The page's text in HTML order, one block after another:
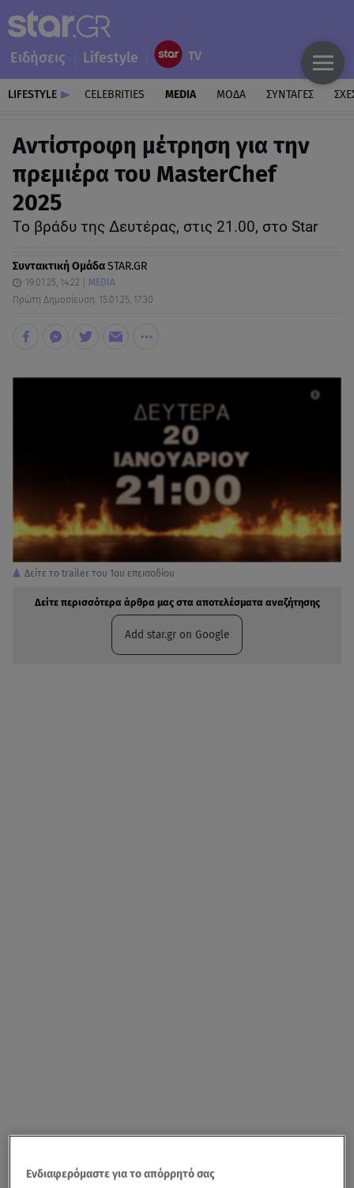
Ειδήσεις Lifestyle
LIFESTYLE CELEBRITIES MEDIA ΜΟΔΑ ΣΥΝΤΑΓΕΣ
Αντίστροφη μέτρηση για την
πρεμιέρα του MasterChef
2025
Tο βράδυ της Δευτέρας, στις 21.00, στο Star
Συντακτική ΟμάδαSTAR.GR
19.01.25, 14:22
MEDIA
Πρώτη Δημοσίευση: 15.01.25, 17:30
Δείτε το trailer του 1ου επεισοδίου
Δείτε περισσότερα άρθρα μας στα αποτελέσματα αναζήτησης
Add star.gr on Google
Ενδιαφερόμαστε για το απόρρητό σας